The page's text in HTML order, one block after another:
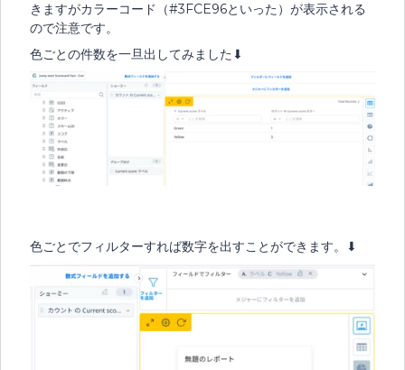
きますがカラーコード（#3FCE96といった）が表示される
ので注意です。
色ごとの件数を一旦出してみました⬇︎
色ごとでフィルターすれば数字を出すことができます。⬇︎